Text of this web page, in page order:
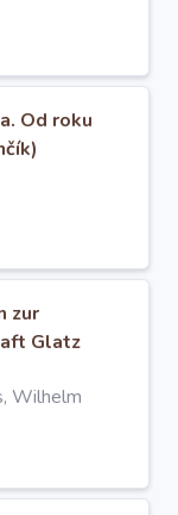
Od roku
zur
Glatz
Wilhelm